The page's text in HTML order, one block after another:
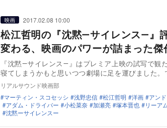
映画 2017.02.08 10:00
松江哲明の『沈黙―サイレンス―』
変わる、映画のパワーが詰まった傑
『沈黙―サイレンス―』はプレミア上映の試写で観
寝てしまうかもと思いつつ劇場に足を運びました
リアルサウンド映画部
マーティン・スコセッシ
浅野忠信 松江哲明 洋画
アン
アダム・ドライバー
小松菜奈 加瀬亮 塚本晋也 リーア
沈黙ーサイレンスー